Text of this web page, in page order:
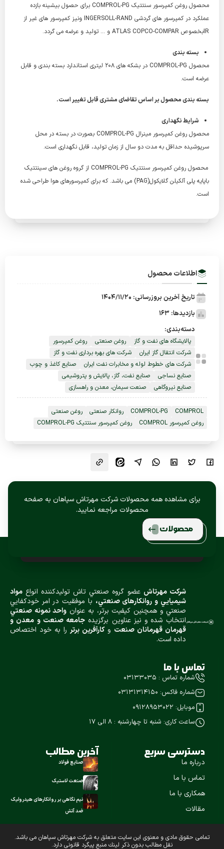
محصول روغن کمپرسور سنتتیک COMPROL-PG برای حصول بیشینه بازده
عملکرد در کمپرسور های گردشی INGERSOLL-RAND ونیز کمپرسور های غیر از
IRبخصوص ATLAS COPCO-COMPAR و … تولید و عرضه می گردد.
بسته بندی
محصول COMPROL-PG در بشکه های 208 لیتری استاندارد بسته بندی و قابل
عرضه است.
بسته بندی محصول بر اساس تقاضای مشتری قابل تغییر است.
شرایط نگهداری
محصول روغن کمپرسور مینرال COMPROL-PG بصورت در بسته در محل
سرپوشیده حداقل به مدت دو سال از زمان تولید، قابل نگهداری است.
محصول روغن کمپرسور سنتتیک COMPROL-PG از گروه روغن های سینتتیک
باپایه پلی آلکیلن گلایکول(PAG) می باشد. که برای کمپرسورهای هوا طراحی شده
است.
اطلاعات محصول
تاریخ آخرین بروزرسانی: 1404/11/20
بازدیدها: 163
دسته‌بندی:
پالایشگاه های نفت و گاز روغن صنعتی
روغن کمپرسور
شرکت انتقال گاز ایران
شرکت های بهره برداری نفت و گاز
شرکت های خطوط لوله و مخابرات نفت ایران
صنایع کاغذ و چوب
صنایع نساجی
صنایع نفت، گاز، پالایش و پتروشیمی
صنایع نیروگاهی
صنعت سیمان، معدن و راهسازی
COMPROL
COMPROL-PG روانکار صنعتی
روغن صنعتی
روغن کمپرسور COMPROL
روغن کمپرسور سنتتیک COMPROL-PG
برای مشاهده همه محصولات شرکت مهرتاش سپاهان به صفحه
محصولات مراجعه نمایید.
محصولات
شركت مهرتاش عضو گروه صنعتي تاش توليدكننده انواع مواد
شيميایي و روانكارهای صنعتي، با موفقيت در امر خودكفايي
صنعتي و همچنين كيفيت برتر، به عنوان واحد نمونه صنعتي
انتخاب شده و نيز عناوین برگزیده جامعه صنعت و معدن و
قهرمان قهرمانان صنعت وكارآفرين برتررا به خود اختصاص
داده است.
تماس با ما
شماره تماس : ۰۳۱۳۳۰۳۵
شماره فاکس: ۰۳۱۳۱۳۱۴۱۵۰
موبایل: 09128953022
ساعت کاری: شنبه تا چهارشنبه : ۸ الی 17
دسترسی سریع
درباره ما
تماس با ما
همکاری با ما
مقالات
آخرین مطالب
صنایع فولاد
صنعت لاستیک
نیم نگاهی بر روانکارهای هیدرولیک
ضد آتش
تمامی حقوق مادی و معنوی این سايت متعلق به شركت مهرتاش سپاهان می باشد.
نقل مطالب بدون ذکر لينك منبع پیگرد قانونی دارد.